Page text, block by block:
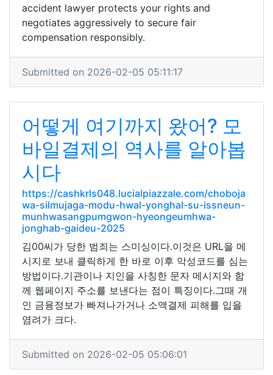
accident lawyer protects your rights and
negotiates aggressively to secure fair
compensation responsibly.
Submitted on 2026-02-05 05:11:17
어떻게 여기까지 왔어? 모
바일결제의 역사를 알아봅
시다
https://cashkrls048.lucialpiazzale.com/choboja
wa-silmujaga-modu-hwal-yonghal-su-issneun-
munhwasangpumgwon-hyeongeumhwa-
jonghab-gaideu-2025
김00씨가 당한 범죄는 스미싱이다.이것은 URL을 메
시지로 보내 클릭하게 한 바로 이후 악성코드를 심는
방법이다.기관이나 지인을 사칭한 문자 메시지와 함
께 웹페이지 주소를 보낸다는 점이 특징이다.그때 개
인 금융정보가 빠져나가거나 소액결제 피해를 입을
염려가 크다.
Submitted on 2026-02-05 05:06:01